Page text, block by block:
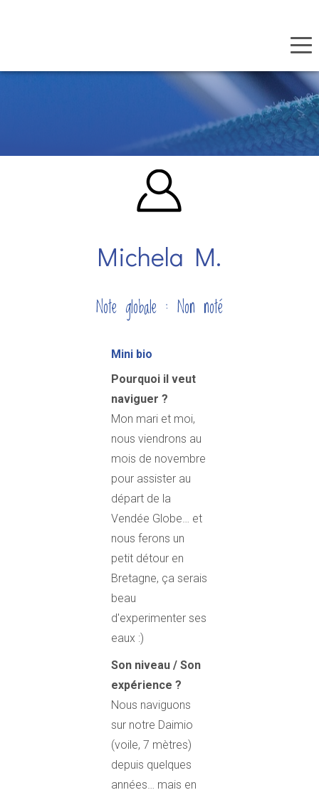
Michela M.
Note globale : Non noté
Mini bio
Pourquoi il veut
naviguer ?
Mon mari et moi,
nous viendrons au
mois de novembre
pour assister au
départ de la
Vendée Globe… et
nous ferons un
petit détour en
Bretagne, ça serais
beau
d'experimenter ses
eaux :)
Son niveau / Son
expérience ?
Nous naviguons
sur notre Daimio
(voile, 7 mètres)
depuis quelques
années… mais en